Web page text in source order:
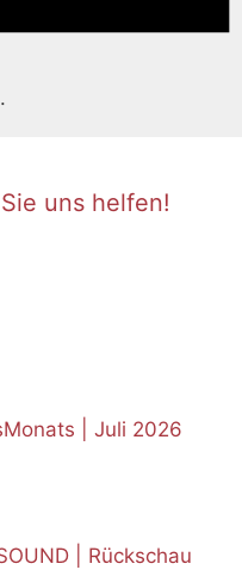
uns helfen!
| Juli 2026
| Rückschau